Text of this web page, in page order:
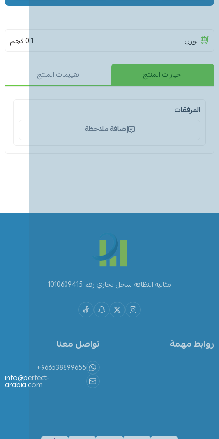
الوزن 0.1 كجم
خيارات المنتج تقييمات المنتج
المرفقات
إضافة ملاحظة
مثالية النظافة سجل تجاري رقم 1010609415
روابط مهمة تواصل معنا
+966538899655
info@perfect-
arabia.com